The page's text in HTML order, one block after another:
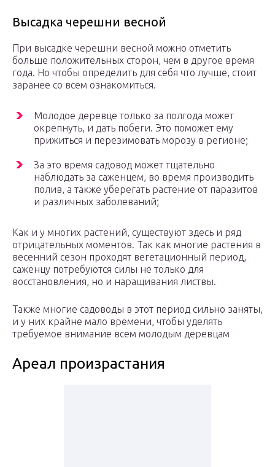
Высадка черешни весной
При высадке черешни весной можно отметить
больше положительных сторон, чем в другое время
года. Но чтобы определить для себя что лучше, стоит
заранее со всем ознакомиться.
Молодое деревце только за полгода может
окрепнуть, и дать побеги. Это поможет ему
прижиться и перезимовать морозу в регионе;
За это время садовод может тщательно
наблюдать за саженцем, во время производить
полив, а также уберегать растение от паразитов
и различных заболеваний;
Как и у многих растений, существуют здесь и ряд
отрицательных моментов. Так как многие растения в
весенний сезон проходят вегетационный период,
саженцу потребуются силы не только для
восстановления, но и наращивания листвы.
Также многие садоводы в этот период сильно заняты,
и у них крайне мало времени, чтобы уделять
требуемое внимание всем молодым деревцам
Ареал произрастания